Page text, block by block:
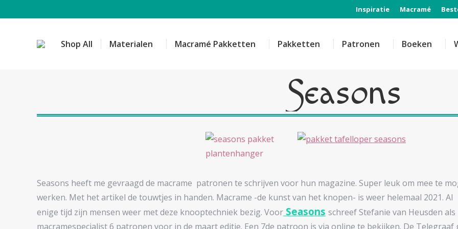
Inspiratie Macramé
Shop All Materialen Macramé Pakketten Pakketten Patronen Boeken
Seasons
Seasons heeft me gevraagd de macrame patronen te schrijven voor hun magazine. Super leuk om mee te
werken. Met het artikel de touwtjes in handen. Macrame -de kunst van het knopen- is weer helemaal 2021. Al
enige tijd zijn mensen weer met deze knooptechniek bezig. Voor Seasons schreef Stefanie van Heusden als
macramespecialist 6 patronen voor in de maart editie. Een 7de patroon is via online te bekijken. De Telegraaf